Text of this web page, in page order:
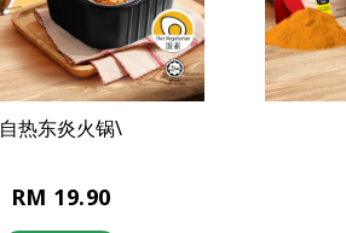
自热东炎火锅\
RM 19.90